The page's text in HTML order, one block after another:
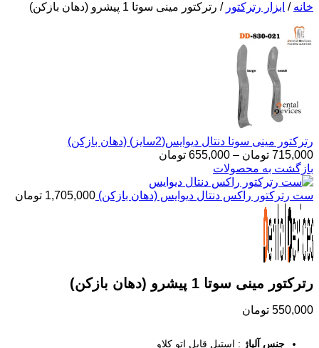
خانه / ابزار رترکتور / رترکتور مینی سوتا 1 پیشرو (دهان بازکن)
رترکتور مینی سوتا دنتال دیوایس(2سایز) (دهان بازکن)
715,000 تومان –
655,000 تومان
بازگشت به محصولات
ست رترکتور راکس دنتال دیوایس (دهان بازکن) 1,705,000 تومان
رترکتور مینی سوتا 1 پیشرو (دهان بازکن)
550,000 تومان
جنس آلیاژ : استیل قابل اتو کلاو